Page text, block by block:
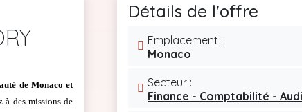
de Monaco et
à des missions de
Détails de l'offre
Emplacement :
Monaco
Secteur :
Finance - Comptabilité -